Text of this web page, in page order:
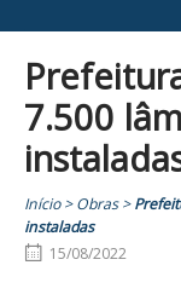
7.500
Início>Obras>
instaladas
15/08/2022